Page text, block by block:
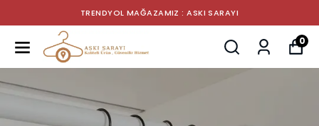
TRENDYOL MAĞAZAMIZ : ASKI SARAYI
0